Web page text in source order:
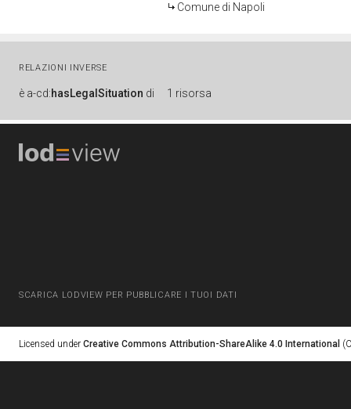
Comune di Napoli
RELAZIONI INVERSE
è a-cd:hasLegalSituation di 1 risorsa
SCARICA LODVIEW PER PUBBLICARE I TUOI DATI
Licensed under Creative Commons Attribution-ShareAlike 4.0 International